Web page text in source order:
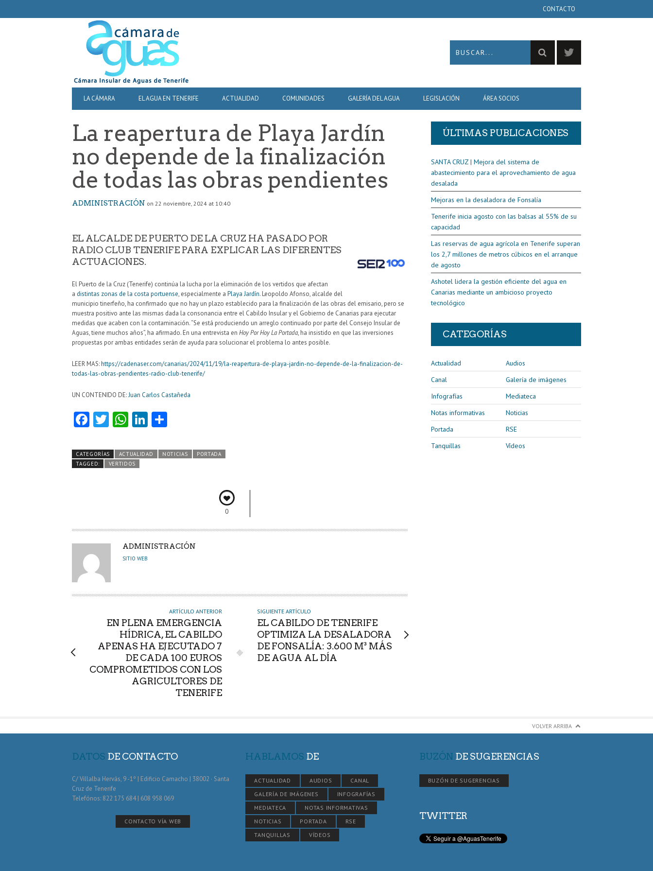
NAVIGATION
CONTACTO
PRIMARY
NAVIGATION
LA CÁMARA EL AGUA EN TENERIFE ACTUALIDAD COMUNIDADES GALERÍA DEL AGUA LEGISLACIÓN ÁREA SOCIOS
La reapertura de Playa Jardín
no depende de la finalización
de todas las obras pendientes
ADMINISTRACIÓN on 22 noviembre, 2024 at 10:40
EL ALCALDE DE PUERTO DE LA CRUZ HA PASADO POR
RADIO CLUB TENERIFE PARA EXPLICAR LAS DIFERENTES
ACTUACIONES.
El Puerto de la Cruz (Tenerife) continúa la lucha por la eliminación de los vertidos que afectan
a distintas zonas de la costa portuense, especialmente a Playa Jardín. Leopoldo Afonso, alcalde del
municipio tinerfeño, ha confirmado que no hay un plazo establecido para la finalización de las obras del emisario, pero se
muestra positivo ante las mismas dada la consonancia entre el Cabildo Insular y el Gobierno de Canarias para ejecutar
medidas que acaben con la contaminación. “Se está produciendo un arreglo continuado por parte del Consejo Insular de
Aguas, tiene muchos años”, ha afirmado. En una entrevista en Hoy Por Hoy La Portada, ha insistido en que las inversiones
propuestas por ambas entidades serán de ayuda para solucionar el problema lo antes posible.
LEER MAS:https://cadenaser.com/canarias/2024/11/19/la-reapertura-de-playa-jardin-no-depende-de-la-finalizacion-de-
todas-las-obras-pendientes-radio-club-tenerife/
UN CONTENIDO DE:Juan Carlos Castañeda
Fa
b
o
T
itt
er
W
ts
A
Li
e m
CATEGORÍAS ACTUALIDAD NOTICIAS
PORTADA
TAGGED:
VERTIDOS
0
A
U
R
ADMINISTRACIÓN
SITIO WEB
ARTÍCULO ANTERIOR
EN PLENA EMERGENCIA
HÍDRICA, EL CABILDO
APENAS HA EJECUTADO 7
DE CADA 100 EUROS
COMPROMETIDOS CON LOS
AGRICULTORES DE
TENERIFE
SIGUIENTE ARTÍCULO
EL CABILDO DE TENERIFE
OPTIMIZA LA DESALADORA
DE FONSALÍA: 3.600 M³ MÁS
DE AGUA AL DÍA
ÚLTIMAS PUBLICACIONES
SANTA CRUZ | Mejora del sistema de
abastecimiento para el aprovechamiento de agua
desalada
Mejoras en la desaladora de Fonsalía
Tenerife inicia agosto con las balsas al 55% de su
capacidad
Las reservas de agua agrícola en Tenerife superan
los 2,7 millones de metros cúbicos en el arranque
de agosto
Ashotel lidera la gestión eficiente del agua en
Canarias mediante un ambicioso proyecto
tecnológico
CATEGORÍAS
Actualidad
Audios
Canal
Galería de imágenes
Infografías
Mediateca
Notas informativas
Noticias
Portada
RSE
Tanquillas
Vídeos
VOLVER ARRIBA
DATOS DE CONTACTO
C/ Villalba Hervás, 9 -1º | Edificio Camacho | 38002 · Santa
Cruz de Tenerife
Telefónos: 822 175 684 | 608 958 069
CONTACTO VÍA WEB
HABLAMOS DE
ACTUALIDAD AUDIOS
CANAL
GALERÍA DE IMÁGENES
INFOGRAFÍAS
MEDIATECA
NOTAS INFORMATIVAS
NOTICIAS
PORTADA
RSE
TANQUILLAS
VÍDEOS
BUZÓN DE SUGERENCIAS
BUZÓN DE SUGERENCIAS
TWITTER